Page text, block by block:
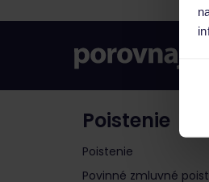
Poistenie
Poistenie
Povinné zmluvné